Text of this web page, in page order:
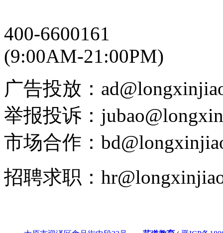
400-6600161
(9:00AM-21:00PM)
广告投放：
举报投诉：
市场合作：
招聘求职：